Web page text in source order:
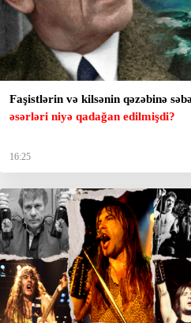
Faşistlərin və kilsənin
əsərləri niyə qadağan edilmişdi?
16:25